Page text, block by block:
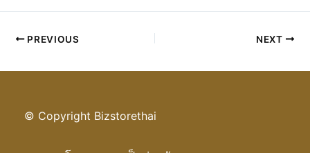
PREVIOUS NEXT
© Copyright Bizstorethai